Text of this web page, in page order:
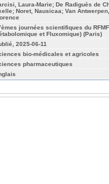
Laura-Marie; De Radiguès de
Noret, Nausicaa; Van
journées scientifiques du
et Fluxomique) (Paris)
2025-06-11
bio-médicales et agricoles
pharmaceutiques